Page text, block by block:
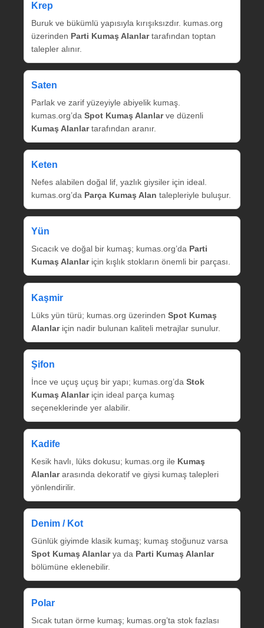
Krep
Buruk ve bükümlü yapısıyla kırışıksızdır. kumas.org
üzerinden Parti Kumaş Alanlartarafından toptan
talepler alınır.
Saten
Parlak ve zarif yüzeyiyle abiyelik kumaş.
kumas.org’da Spot Kumaş Alanlarve düzenli
Kumaş Alanlartarafından aranır.
Keten
Nefes alabilen doğal lif, yazlık giysiler için ideal.
kumas.org’da Parça Kumaş Alan talepleriyle buluşur.
Yün
Sıcacık ve doğal bir kumaş; kumas.org’da Parti
Kumaş Alanlariçin kışlık stokların önemli bir parçası.
Kaşmir
Lüks yün türü; kumas.org üzerinden Spot Kumaş
Alanlariçin nadir bulunan kaliteli metrajlar sunulur.
Şifon
İnce ve uçuş uçuş bir yapı; kumas.org’da Stok
Kumaş Alanlariçin ideal parça kumaş
seçeneklerinde yer alabilir.
Kadife
Kesik havlı, lüks dokusu; kumas.org ile Kumaş
Alanlararasında dekoratif ve giysi kumaş talepleri
yönlendirilir.
Denim / Kot
Günlük giyimde klasik kumaş; kumaş stoğunuz varsa
Spot Kumaş Alanlarya da Parti Kumaş Alanlar
bölümüne eklenebilir.
Polar
Sıcak tutan örme kumaş; kumas.org’ta stok fazlası